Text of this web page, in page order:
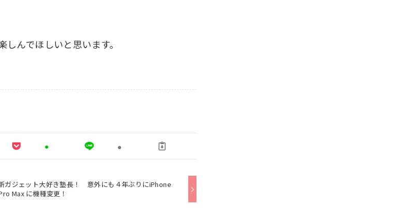
んでほしいと思います。
ガジェット大好き塾長！ 意外にも４年ぶりにiPhone
Max に機種変更！